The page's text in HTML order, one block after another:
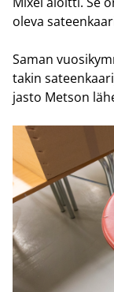
oleva
Saman
ta­kin
jas­to Met­son